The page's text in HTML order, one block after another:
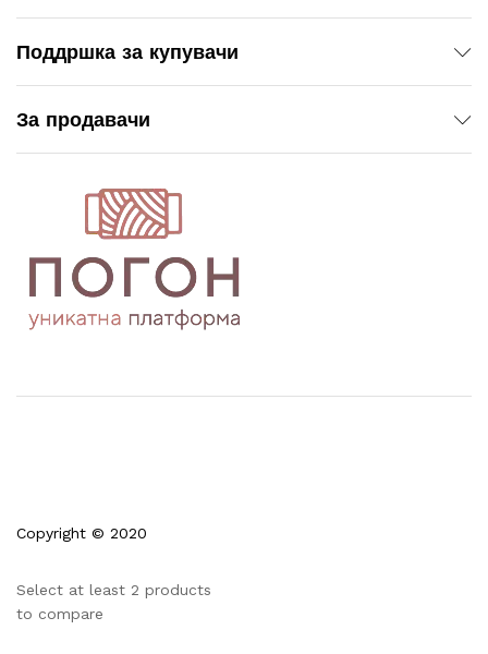
Поддршка за купувачи
За продавачи
Copyright © 2020
Select at least 2 products
to compare